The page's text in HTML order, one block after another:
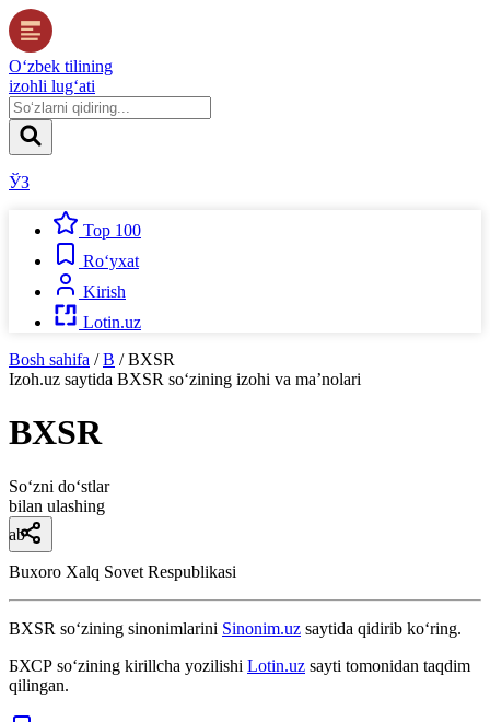
O‘zbek tilining
izohli lug‘ati
ЎЗ
Top 100
Ro‘yxat
Kirish
Lotin.uz
Bosh sahifa / B / BXSR
Izoh.uz saytida BXSR so‘zining izohi va ma’nolari
BXSR
So‘zni do‘stlar
bilan ulashing
ab
Buxoro Xalq Sovet Respublikasi
BXSR so‘zining sinonimlarini Sinonim.uz saytida qidirib ko‘ring.
БХСР so‘zining kirillcha yozilishi Lotin.uz sayti tomonidan taqdim
qilingan.